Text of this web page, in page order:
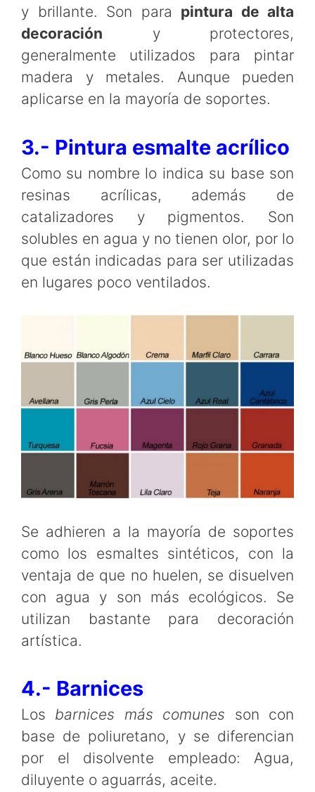
y brillante. Son para pintura de alta
decoración y protectores,
generalmente utilizados para pintar
madera y metales. Aunque pueden
aplicarse en la mayoría de soportes.
3.- Pintura esmalte acrílico
Como su nombre lo indica su base son
resinas acrílicas, además de
catalizadores y pigmentos. Son
solubles en agua y no tienen olor, por lo
que están indicadas para ser utilizadas
en lugares poco ventilados.
Se adhieren a la mayoría de soportes
como los esmaltes sintéticos, con la
ventaja de que no huelen, se disuelven
con agua y son más ecológicos. Se
utilizan bastante para decoración
artística.
4.- Barnices
Los barnices más comunes son con
base de poliuretano, y se diferencian
por el disolvente empleado: Agua,
diluyente o aguarrás, aceite.